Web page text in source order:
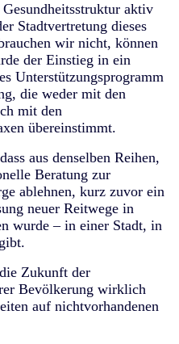
aktiv
Stadtvertretung dieses
wir nicht, können
der Einstieg in ein
Unterstützungsprogramm
die weder mit den
mit den
übereinstimmt.
aus denselben Reihen,
Beratung zur
ablehnen, kurz zuvor ein
neuer Reitwege in
wurde – in einer Stadt, in
Zukunft der
Bevölkerung wirklich
auf nichtvorhandenen